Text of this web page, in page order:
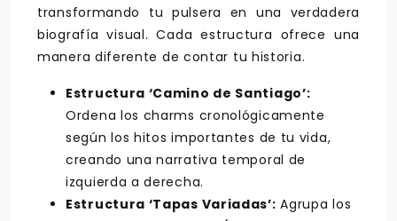
transformando tu pulsera en una verdadera
biografía visual. Cada estructura ofrece una
manera diferente de contar tu historia.
Estructura ‘Camino de Santiago’:
Ordena los charms cronológicamente
según los hitos importantes de tu vida,
creando una narrativa temporal de
izquierda a derecha.
Estructura ‘Tapas Variadas’: Agrupa los